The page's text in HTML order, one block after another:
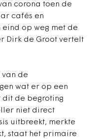
corona toen de
cafés en
eind op weg met de
Dirk de Groot vertelt
van de
wat er op een
dit de begroting
niet direct
uitbreekt, merkte
staat het primaire